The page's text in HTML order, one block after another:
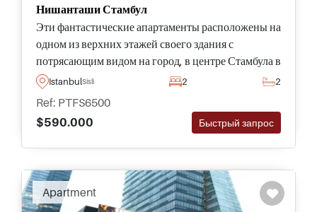
Нишанташи Стамбул
Эти фантастические апартаменты расположены на
одном из верхних этажей своего здания с
потрясающим видом на город, в центре Стамбула в
Нишанташи, в окружении бутиков,
IstanbulSisli 2 2
Ref: PTFS6500
$590.000
Быстрый запрос
Apartment